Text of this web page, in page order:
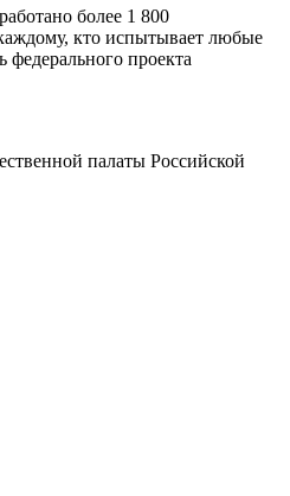
более 1 800
кто испытывает любые
проекта
палаты Российской